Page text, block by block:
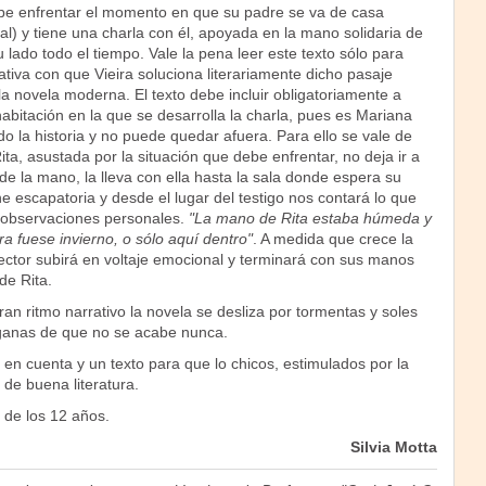
enfrentar el momento en que su padre se va de casa
y tiene una charla con él, apoyada en la mano solidaria de
lado todo el tiempo. Vale la pena leer este texto sólo para
con que Vieira soluciona literariamente dicho pasaje
novela moderna. El texto debe incluir obligatoriamente a
en la que se desarrolla la charla, pues es Mariana
la historia y no puede quedar afuera. Para ello se vale de
asustada por la situación que debe enfrentar, no deja ir a
la mano, la lleva con ella hasta la sala donde espera su
escapatoria y desde el lugar del testigo nos contará lo que
personales. "La mano de Rita estaba húmeda y
fuese invierno, o sólo aquí dentro". A medida que crece la
subirá en voltaje emocional y terminará con sus manos
Rita.
ritmo narrativo la novela se desliza por tormentas y soles
de que no se acabe nunca.
cuenta y un texto para que lo chicos, estimulados por la
buena literatura.
los 12 años.
Silvia Motta